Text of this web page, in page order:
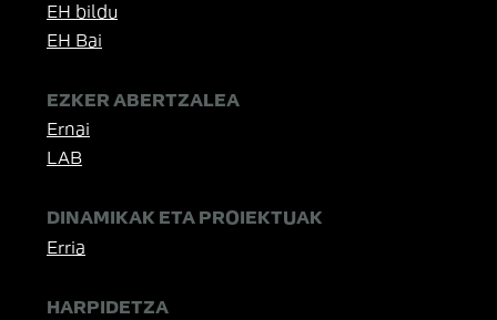
EH bildu
EH Bai
EZKER ABERTZALEA
Ernai
LAB
DINAMIKAK ETA PROIEKTUAK
Erria
HARPIDETZA